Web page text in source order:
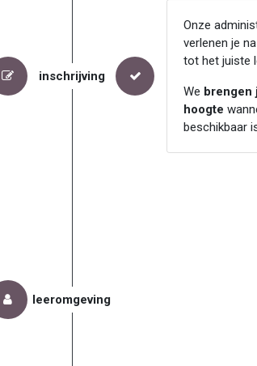
inschrijving
Onze
verlenen je
tot het juiste
We brengen
hoogte
beschikbaar
leeromgeving